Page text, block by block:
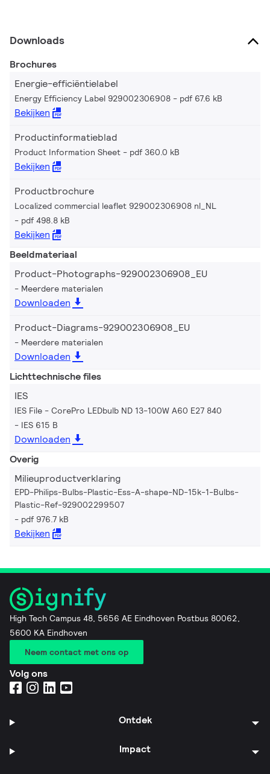
Downloads
Brochures
Energie-efficiëntielabel
Energy Efficiency Label 929002306908 pdf 67.6 kB
Bekijken
Productinformatieblad
Product Information Sheet pdf 360.0 kB
Bekijken
Productbrochure
Localized commercial leaflet 929002306908 nl_NL
pdf 498.8 kB
Bekijken
Beeldmateriaal
Product-Photographs-929002306908_EU
Meerdere materialen
Downloaden
Product-Diagrams-929002306908_EU
Meerdere materialen
Downloaden
Lichttechnische files
IES
IES File - CorePro LEDbulb ND 13-100W A60 E27 840
IES 615 B
Downloaden
Overig
Milieuproductverklaring
EPD-Philips-Bulbs-Plastic-Ess-A-shape-ND-15k-1-Bulbs-
Plastic-Ref-929002299507
pdf 976.7 kB
Bekijken
High Tech Campus 48, 5656 AE Eindhoven Postbus 80062,
5600 KA Eindhoven
Neem contact met ons op
Volg ons
Ontdek
Impact